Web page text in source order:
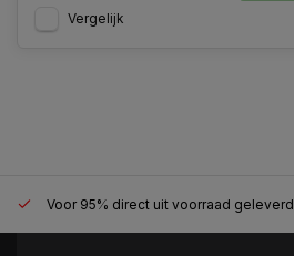
Vergelijk
Voor 95% direct uit voorraad geleverd